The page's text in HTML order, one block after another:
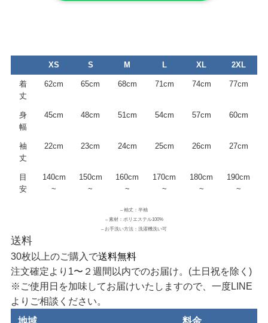
XS S M L XL 2XL
着
丈
62cm 65cm 68cm 71cm 74cm 77cm
身
幅
45cm 48cm 51cm 54cm 57cm 60cm
袖
丈
22cm 23cm 24cm 25cm 26cm 27cm
目
安
140cm
~
150cm
~
160cm
~
170cm
~
180cm
~
190cm
~
– 袖丈：半袖
– 素材：ポリエステル100%
– お手洗い方法：洗濯機洗い可
送料
30枚以上のご購入で送料無料
注文確定より1〜２週間以内でのお届け。(土日祝を除く)
※ご使用日を加味してお届けいたしますので、一度LINE
よりご相談ください。
地域
料金